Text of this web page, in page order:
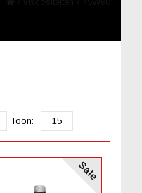
Toon: 15
Sale